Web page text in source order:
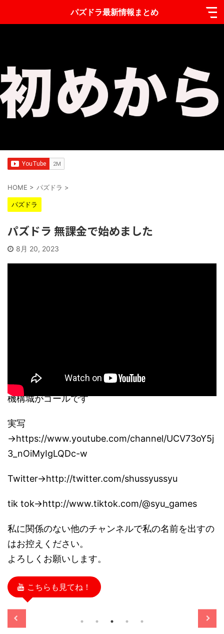
パズドラ最新情報まとめ
HOME > パズドラ >
パズドラ
パズドラ 無課金で始めました
8月 20, 2023
機構城がゴールです
実写
→https://www.youtube.com/channel/UCV73oY5j
3_nOiMyIgLQDc-w
Twitter→http://twitter.com/shussyussyu
tik tok→http://www.tiktok.com/@syu_games
私に関係のない他のチャンネルで私の名前を出すの
はお控えください。
よろしくお願いします。
こちらも見てね！
11/13